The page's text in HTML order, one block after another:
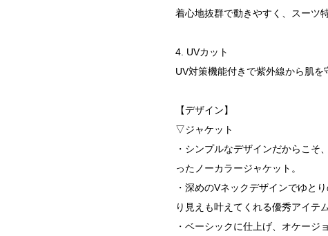
着心地抜群で動きやすく、スーツ
4. UVカット
UV対策機能付きで紫外線から肌を
【デザイン】
▽ジャケット
・シンプルなデザインだからこそ
ったノーカラージャケット。
・深めのVネックデザインでゆと
り見えも叶えてくれる優秀アイテム
・ベーシックに仕上げ、オケージ